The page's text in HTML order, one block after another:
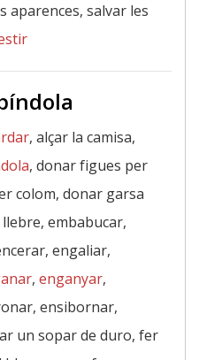
aparences, salvar les
, alçar la camisa,
, donar figues per
colom, donar garsa
embabucar,
engaliar,
, enganyar,
ensibornar,
un sopar de duro, fer